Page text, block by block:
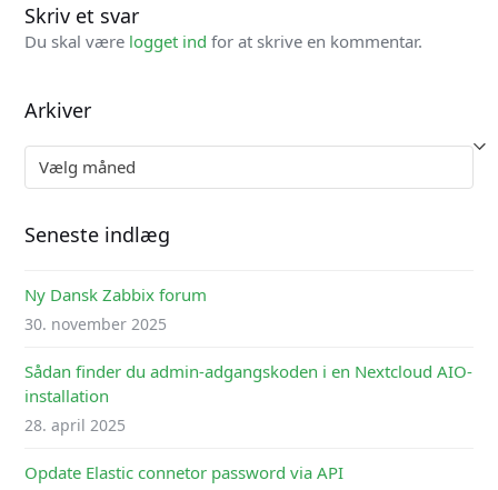
Skriv et svar
Du skal være logget ind for at skrive en kommentar.
Arkiver
Arkiver
Seneste indlæg
Ny Dansk Zabbix forum
30. november 2025
Sådan finder du admin-adgangskoden i en Nextcloud AIO-
installation
28. april 2025
Opdate Elastic connetor password via API